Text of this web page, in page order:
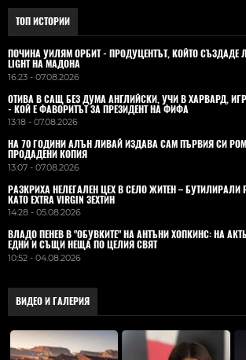
ТОП ИСТОРИИ
ПОЧИНА УИЛЯМ ОРБИТ - ПРОДУЦЕНТЪТ, КОЙТО СЪЗДАДЕ
LIGHT НА МАДОНА
16:23 - 07.08.2026
ОТИВА В САЩ БЕЗ ДУМА АНГЛИЙСКИ, УЧИ В ХАРВАРД,
- КОЙ Е ФАВОРИТЪТ ЗА ПРЕЗИДЕНТ НА ФИФА
13:18 - 07.08.2026
НА 70 ГОДИНИ АЛЪН ЛИВАЙ ИЗДАВА САМ ПЪРВИЯ СИ
ПРОДАДЕНИ КОПИЯ
13:07 - 07.08.2026
РАЗКРИХА НЕЛЕГАЛЕН ЦЕХ В СЕЛО ЖИТЕН – БУТИЛИРАЛИ
КАТО EXTRA VIRGIN ЗЕХТИН
14:28 - 05.08.2026
ВЛАДO ПЕНЕВ В "ОБУВКИТЕ" НА АНТЪНИ ХОПКИНС: НА
ЕДНИ И СЪЩИ НЕЩА ПО ЦЕЛИЯ СВЯТ
10:52 - 04.08.2026
ВИДЕО И ГАЛЕРИЯ